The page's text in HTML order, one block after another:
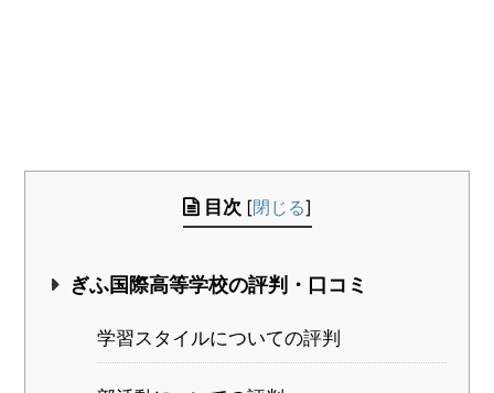
目次 [閉じる]
ぎふ国際高等学校の評判・口コミ
学習スタイルについての評判